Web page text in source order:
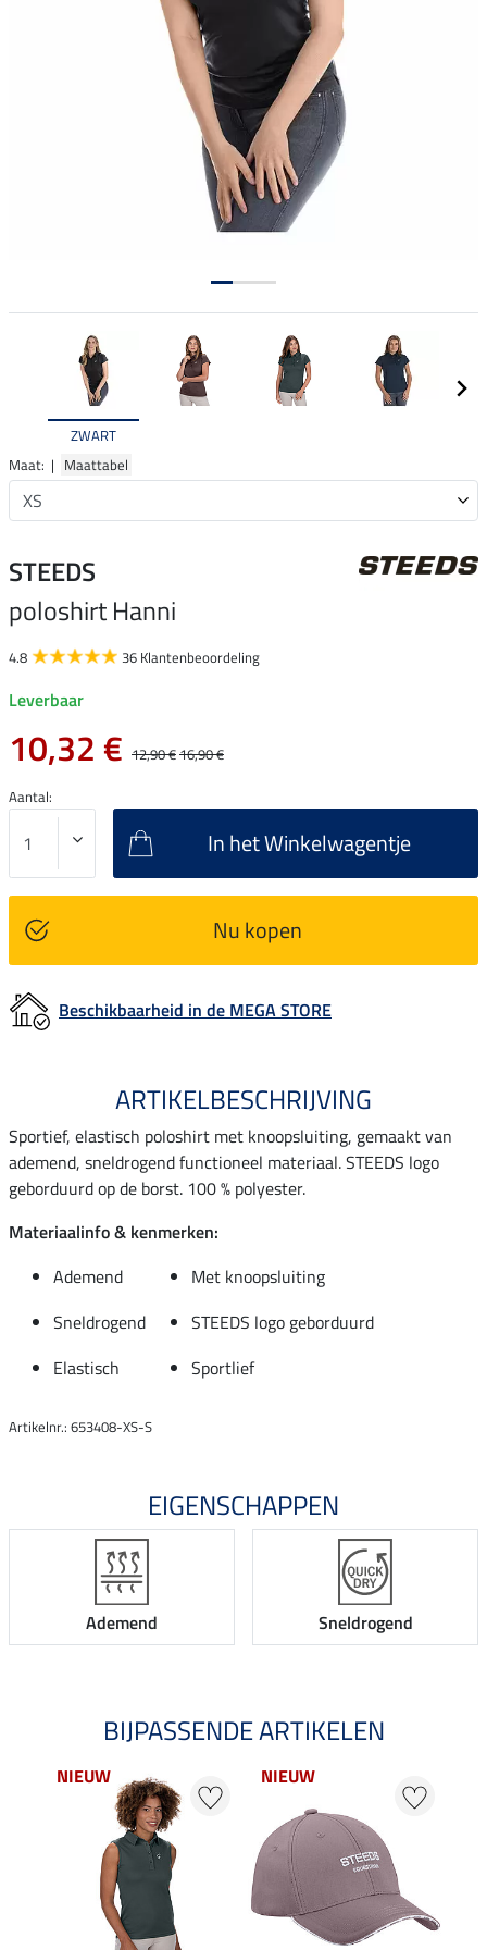
ZWART
Maat: | Maattabel
STEEDS
poloshirt Hanni
4.8 36 Klantenbeoordeling
Leverbaar
10,32 € 12,90 €16,90 €
Aantal:
In het Winkelwagentje
Nu kopen
Beschikbaarheid in de MEGA STORE
ARTIKELBESCHRIJVING
Sportief, elastisch poloshirt met knoopsluiting, gemaakt van
ademend, sneldrogend functioneel materiaal. STEEDS logo
geborduurd op de borst. 100 % polyester.
Materiaalinfo & kenmerken:
Ademend
Met knoopsluiting
Sneldrogend
STEEDS logo geborduurd
Elastisch
Sportlief
Artikelnr.: 653408-XS-S
EIGENSCHAPPEN
Ademend Sneldrogend
BIJPASSENDE ARTIKELEN
NIEUW NIEUW